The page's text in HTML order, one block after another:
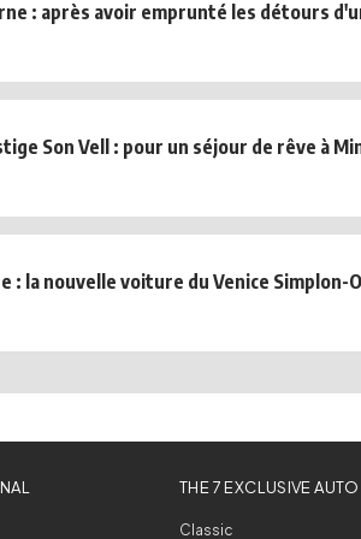
: après avoir emprunté les détours
Son Vell : pour un séjour de rêve à
: la nouvelle voiture du Venice
THE 7 EXCLUSIVE AUTO
Classic